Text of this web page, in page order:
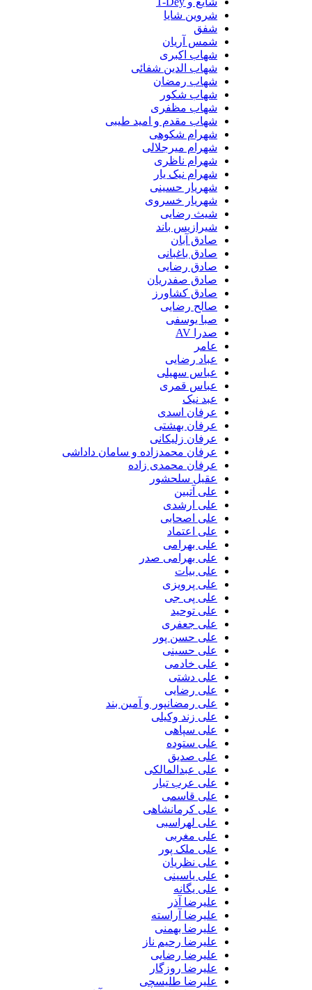
شروین شایا
شفق
شمس آریان
شهاب اکبری
شهاب الدین شفائی
شهاب رمضان
شهاب شکور
شهاب مظفری
شهاب مقدم و امید طیبی
شهرام شکوهی
شهرام میرجلالی
شهرام ناظری
شهرام نیک یار
شهریار حسینی
شهریار خسروی
شیث رضایی
شیرازیس باند
صادق آبان
صادق باغبانی
صادق رضایی
صادق صفدریان
صادق کشاورز
صالح رضایی
صبا یوسفی
صدرا AV
عامر
عباد رضایی
عباس سهیلی
عباس قمری
عبد نیک
عرفان اسدی
عرفان بهشتی
عرفان زلیکانی
عرفان محمدزاده و سامان داداشی
عرفان محمدی زاده
عقیل سلحشور
علی آتبین
علی ارشدی
علی اصحابی
علی اعتماد
علی بهرامی
علی بهرامی صدر
علی بیات
علی پرویزی
علی پی جی
علی توحید
علی جعفری
علی حسن پور
علی حسینی
علی خادمی
علی دشتی
علی رضایی
علی رمضانپور و آمین بند
علی زند وکیلی
علی سپاهی
علی ستوده
علی صدیق
علی عبدالمالکی
علی عرب تبار
علی قاسمی
علی کرمانشاهی
علی لهراسبی
علی مغربی
علی ملک پور
علی نظریان
علی یاسینی
علی یگانه
علیرضا آذر
علیرضا آراسته
علیرضا بهمنی
علیرضا رحیم ناز
علیرضا رضایی
علیرضا روزگار
علیرضا طلیسچی